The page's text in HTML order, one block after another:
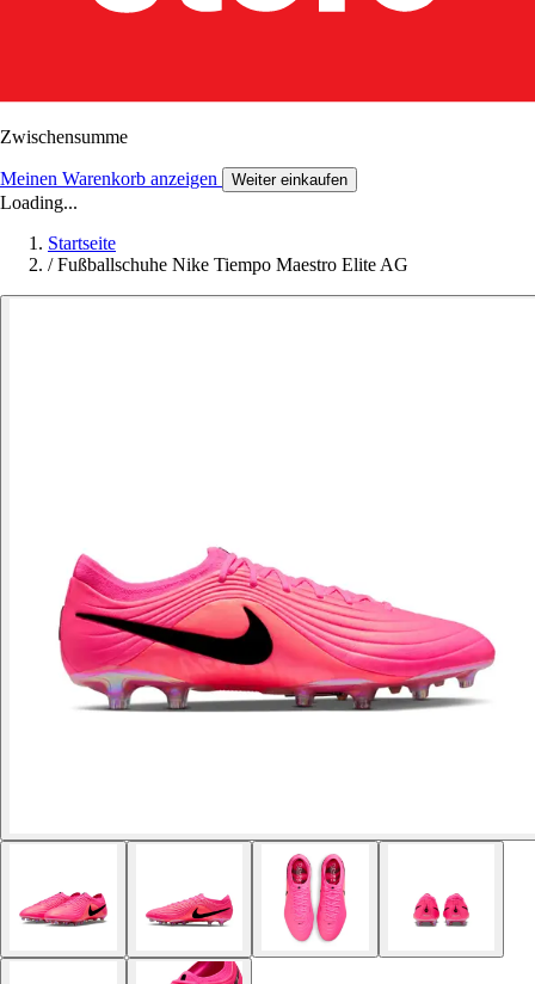
Zwischensumme
Meinen Warenkorb anzeigen Weiter einkaufen
Loading...
Startseite
/ Fußballschuhe Nike Tiempo Maestro Elite AG